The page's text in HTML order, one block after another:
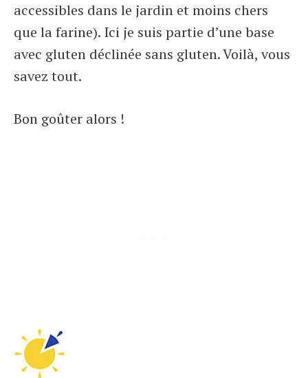
accessibles dans le jardin et moins chers
que la farine). Ici je suis partie d’une base
avec gluten déclinée sans gluten. Voilà, vous
savez tout.
Bon goûter alors !